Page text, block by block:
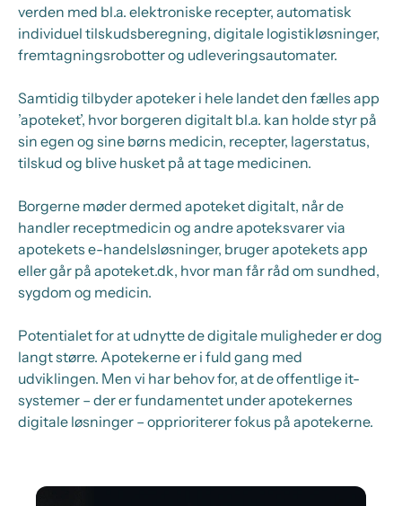
verden med bl.a. elektroniske recepter, automatisk
individuel tilskudsberegning, digitale logistikløsninger,
fremtagningsrobotter og udleveringsautomater.
Samtidig tilbyder apoteker i hele landet den fælles app
’apoteket’, hvor borgeren digitalt bl.a. kan holde styr på
sin egen og sine børns medicin, recepter, lagerstatus,
tilskud og blive husket på at tage medicinen.
Borgerne møder dermed apoteket digitalt, når de
handler receptmedicin og andre apoteksvarer via
apotekets e-handelsløsninger, bruger apotekets app
eller går på apoteket.dk, hvor man får råd om sundhed,
sygdom og medicin.
Potentialet for at udnytte de digitale muligheder er dog
langt større. Apotekerne er i fuld gang med
udviklingen. Men vi har behov for, at de offentlige it-
systemer – der er fundamentet under apotekernes
digitale løsninger – opprioriterer fokus på apotekerne.